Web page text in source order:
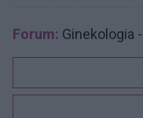
Forum: Ginekologia